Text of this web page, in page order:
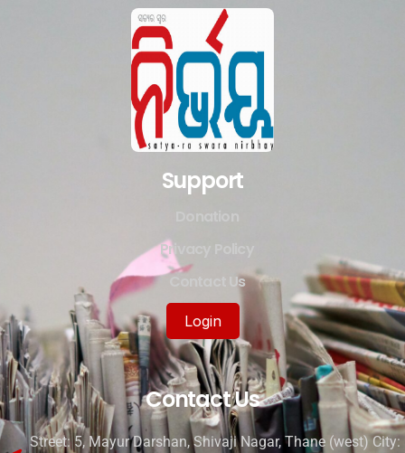
Support
Privacy Policy
Contact Us
Login
Contact Us
Street: 5, Mayur Darshan, Shivaji Nagar, Thane (west) City: